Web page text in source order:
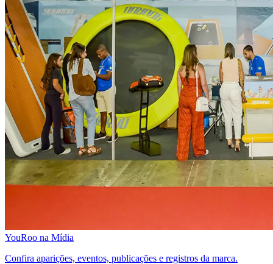
YouRoo na Mídia
Confira aparições, eventos, publicações e registros da marca.